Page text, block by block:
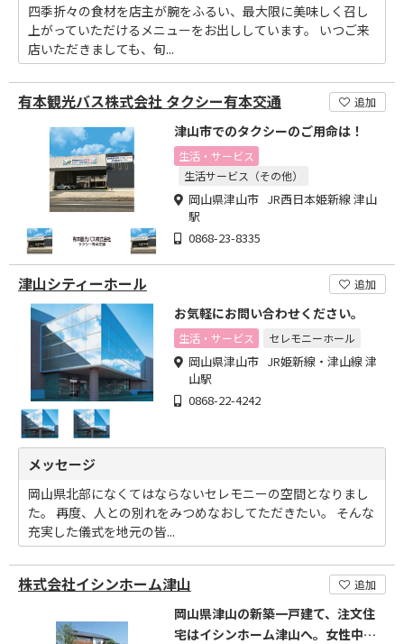
四季折々の食材を店主が腕をふるい、最大限に美味しく召し
上がっていただけるメニューをお出ししています。 いつご来
店いただきましても、旬...
有本観光バス株式会社 タクシー有本交通 追加
津山市でのタクシーのご用命は！
生活・サービス
生活サービス（その他）
岡山県津山市 JR西日本姫新線 津山
駅
0868-23-8335
津山シティーホール 追加
お気軽にお問い合わせください。
生活・サービス セレモニーホール
岡山県津山市 JR姫新線・津山線 津
山駅
0868-22-4242
メッセージ
岡山県北部になくてはならないセレモニーの空間となりまし
た。 再度、人との別れをみつめなおしてただきたい。 そんな
充実した儀式を地元の皆...
株式会社イシンホーム津山 追加
岡山県津山の新築一戸建て、注文住
宅はイシンホーム津山へ。女性中心